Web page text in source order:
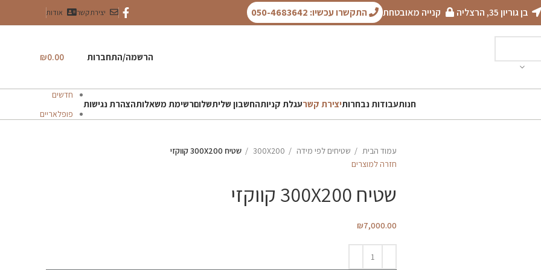
בן גוריון 35, הרצליה קנייה מאובטחת התקשרו עכשיו: 050-4683642 יצירת קשר אודות
הרשמה/התחברות ₪0.00
חנותעבודות נבחרותיצירת קשרעגלת קניותהחשבון שליתשלוםרשימת משאלותהצהרת נגישות
חדשים
פופלאריים
עמוד הבית שטיחים לפי מידה 300X200
שטיח 300X200 קווקזי
חזרה למוצרים
שטיח 300X200 קווקזי
₪7,000.00